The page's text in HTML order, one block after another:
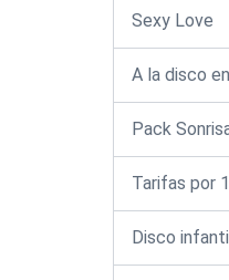
Sexy Love
A la disco
Pack
Tarifas por
Disco infantil